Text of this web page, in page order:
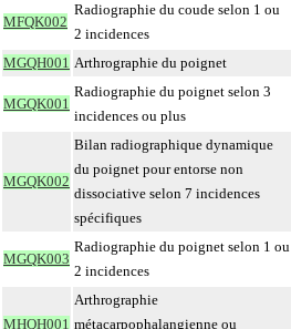
MFQK002
Radiographie du coude selon 1 ou
2 incidences
MGQH001 Arthrographie du poignet
MGQK001
Radiographie du poignet selon 3
incidences ou plus
MGQK002
Bilan radiographique dynamique
du poignet pour entorse non
dissociative selon 7 incidences
spécifiques
MGQK003
Radiographie du poignet selon 1 ou
2 incidences
MHQH001
Arthrographie
métacarpophalangienne ou